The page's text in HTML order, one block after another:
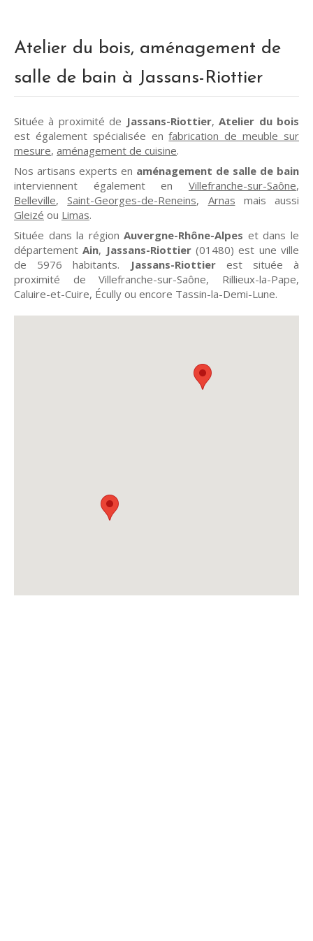
Atelier du bois, aménagement de
salle de bain à Jassans-Riottier
Située à proximité de Jassans-Riottier,Atelier du bois
est également spécialisée enfabrication de meuble sur
mesure, aménagement de cuisine.
Nos artisans experts en aménagement de salle de bain
interviennent également en Villefranche-sur-Saône,
Belleville,Saint-Georges-de-Reneins, Arnas mais aussi
Gleizé ou Limas.
Située dans la régionAuvergne-Rhône-Alpes et dans le
départementAin, Jassans-Riottier(01480) est une ville
de 5976 habitants.
Jassans-Riottierest située à
proximité de Villefranche-sur-Saône, Rillieux-la-Pape,
Caluire-et-Cuire, Écully ou encore Tassin-la-Demi-Lune.